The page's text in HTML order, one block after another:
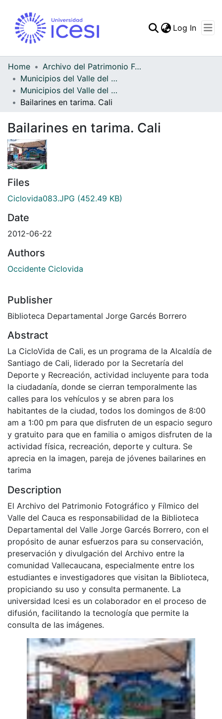
Log In
Home
Archivo del Patrimonio Fotográfico y Fílmico del Valle del Cauca
Municipios del Valle del Cauca
Municipios del Valle del Cauca
Bailarines en tarima. Cali
Bailarines en tarima. Cali
Files
Ciclovida083.JPG (452.49 KB)
Date
2012-06-22
Authors
Occidente Ciclovida
Publisher
Biblioteca Departamental Jorge Garcés Borrero
Abstract
La CicloVida de Cali, es un programa de la Alcaldía de
Santiago de Cali, liderado por la Secretaría del
Deporte y Recreación, actividad incluyente para toda
la ciudadanía, donde se cierran temporalmente las
calles para los vehículos y se abren para los
habitantes de la ciudad, todos los domingos de 8:00
am a 1:00 pm para que disfruten de un espacio seguro
y gratuito para que en familia o amigos disfruten de la
actividad física, recreación, deporte y cultura. Se
aprecia en la imagen, pareja de jóvenes bailarines en
tarima
Description
El Archivo del Patrimonio Fotográfico y Fílmico del
Valle del Cauca es responsabilidad de la Biblioteca
Departamental del Valle Jorge Garcés Borrero, con el
propósito de aunar esfuerzos para su conservación,
preservación y divulgación del Archivo entre la
comunidad Vallecaucana, especialmente entre los
estudiantes e investigadores que visitan la Biblioteca,
propiciando su uso y consulta permanente. La
universidad Icesi es un colaborador en el proceso de
difusión, facilitando la tecnología que permite la
consulta de las imágenes.